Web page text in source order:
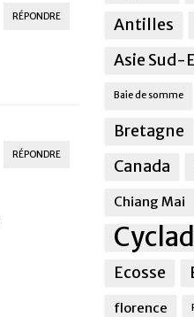
RÉPONDRE
RÉPONDRE
Antilles
Asie Sud-
Baie de somme
Bretagne
Canada
Chiang Mai
Ecosse
florence